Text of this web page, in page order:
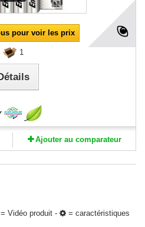
pour voir les prix
1
Ajouter au comparateur
= Vidéo produit -
= caractéristiques